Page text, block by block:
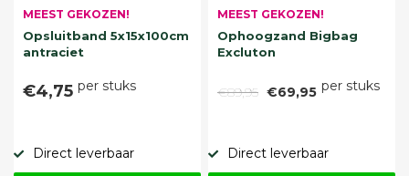
MEEST GEKOZEN!
Opsluitband 5x15x100cm
antraciet
€4,75 per stuks
Direct leverbaar
MEEST GEKOZEN!
Ophoogzand Bigbag
Excluton
€89,95 €69,95 per stuks
Direct leverbaar